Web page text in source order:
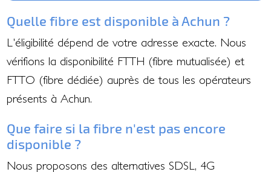
Quelle fibre est disponible à Achun ?
L'éligibilité dépend de votre adresse exacte. Nous
vérifions la disponibilité FTTH (fibre mutualisée) et
FTTO (fibre dédiée) auprès de tous les opérateurs
présents à Achun.
Que faire si la fibre n'est pas encore
disponible ?
Nous proposons des alternatives SDSL, 4G